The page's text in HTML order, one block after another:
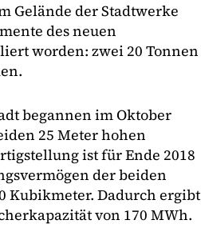
Gelände der Stadtwerke
des neuen
worden: zwei 20 Tonnen
begannen im Oktober
25 Meter hohen
ist für Ende 2018
der beiden
Kubikmeter. Dadurch ergibt
von 170 MWh.